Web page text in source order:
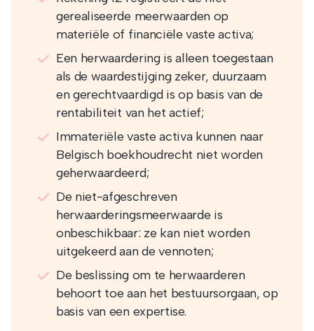
gerealiseerde meerwaarden op
materiële of financiële vaste activa;
Een herwaardering is alleen toegestaan
als de waardestijging zeker, duurzaam
en gerechtvaardigd is op basis van de
rentabiliteit van het actief;
Immateriële vaste activa kunnen naar
Belgisch boekhoudrecht niet worden
geherwaardeerd;
De niet-afgeschreven
herwaarderingsmeerwaarde is
onbeschikbaar: ze kan niet worden
uitgekeerd aan de vennoten;
De beslissing om te herwaarderen
behoort toe aan het bestuursorgaan, op
basis van een expertise.